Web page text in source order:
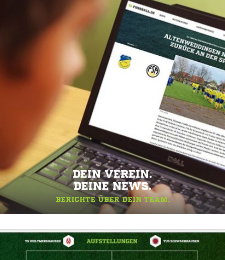
DEIN VEREIN.
DEINE NEWS.
BERICHTE ÜBER DEIN TEAM.